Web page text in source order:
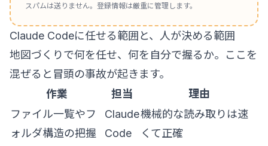
スパムは送りません。登録情報は厳重に管理します。
Claude Codeに任せる範囲と、人が決める範囲
地図づくりで何を任せ、何を自分で握るか。ここを
混ぜると冒頭の事故が起きます。
作業
担当
理由
ファイル一覧やフ
ォルダ構造の把握
Claude
Code
機械的な読み取りは速
くて正確